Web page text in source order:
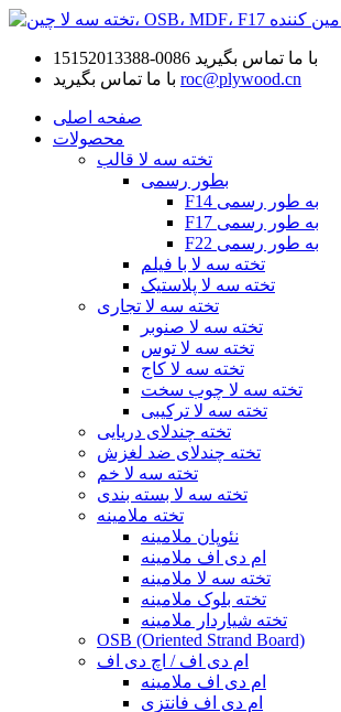
با ما تماس بگیرید 0086-15152013388
با ما تماس بگیرید roc@plywood.cn
صفحه اصلی
محصولات
تخته سه لا قالب
بطور رسمی
F14 به طور رسمی
F17 به طور رسمی
F22 به طور رسمی
تخته سه لا با فیلم
تخته سه لا پلاستیک
تخته سه لا تجاری
تخته سه لا صنوبر
تخته سه لا توس
تخته سه لا کاج
تخته سه لا چوب سخت
تخته سه لا ترکیبی
تخته چندلای دریایی
تخته چندلای ضد لغزش
تخته سه لا خم
تخته سه لا بسته بندی
تخته ملامینه
نئوپان ملامینه
ام دی اف ملامینه
تخته سه لا ملامینه
تخته بلوک ملامینه
تخته شیاردار ملامینه
OSB (Oriented Strand Board)
ام دی اف / اچ دی اف
ام دی اف ملامینه
ام دی اف فانتزی